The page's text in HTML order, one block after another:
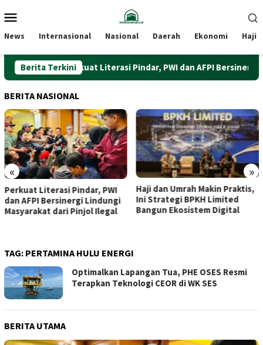
ke
Mobile
News Internasional Nasional Daerah Ekonomi Haji
Berita Terkini
Perkuat Literasi Pindar, PWI dan AFPI Bersinergi
BERITA NASIONAL
« »
Haji dan Umrah Makin Praktis,
Ini Strategi BPKH Limited
Bangun Ekosistem Digital
Dari Beringharjo hingga
Bekalista, Dua Kunjungan
Purbaya yang Disambut
TAG: PERTAMINA HULU ENERGI
Optimalkan Lapangan Tua, PHE OSES Resmi
Terapkan Teknologi CEOR di WK SES
BERITA UTAMA